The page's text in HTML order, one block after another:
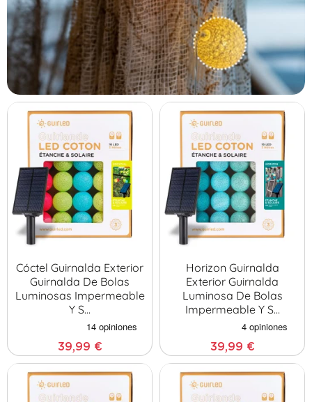
Cóctel Guirnalda Exterior
Guirnalda De Bolas
Luminosas Impermeable
Y S…
39,99 €
Horizon Guirnalda
Exterior Guirnalda
Luminosa De Bolas
Impermeable Y S…
39,99 €